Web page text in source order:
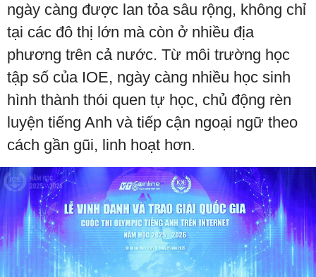
ngày càng được lan tỏa sâu rộng, không chỉ
tại các đô thị lớn mà còn ở nhiều địa
phương trên cả nước. Từ môi trường học
tập số của IOE, ngày càng nhiều học sinh
hình thành thói quen tự học, chủ động rèn
luyện tiếng Anh và tiếp cận ngoại ngữ theo
cách gần gũi, linh hoạt hơn.